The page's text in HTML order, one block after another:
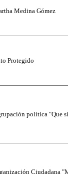
Medina Gómez
Protegido
política "Que
Ciudadana